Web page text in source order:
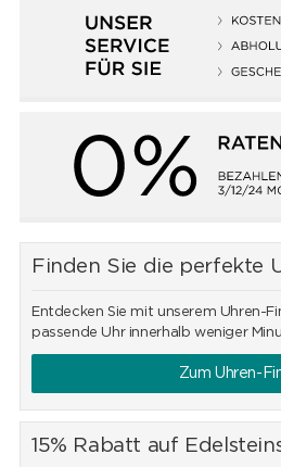
Finden Sie die perfekte
Entdecken Sie mit unserem Uhren-
passende Uhr innerhalb weniger
Zum Uhren-
15% Rabatt auf